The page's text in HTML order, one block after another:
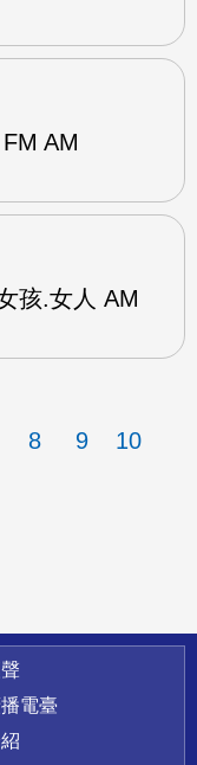
AM
孩.女人 AM
8 9
10
電臺